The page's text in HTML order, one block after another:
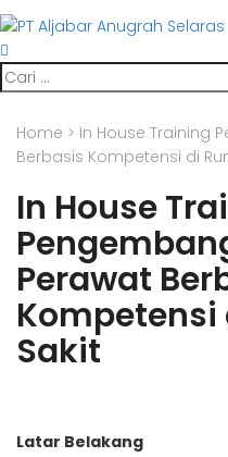
Cari
untuk:
Home > In House Training
Berbasis Kompetensi di
In House
Perawat
Kompetensi
Sakit
Latar Belakang